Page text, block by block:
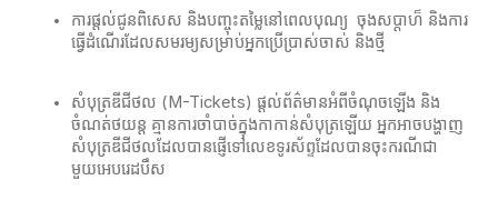
ការផ្តល់ជូនពិសេស និងបញ្ចុះតម្លៃនៅពេលបុណ្យ ​ ចុងសប្ដាហ៏ និងការ
ធ្វើដំណើរដែលសមរម្យសម្រាប់អ្នកប្រើប្រាស់ចាស់ និងថ្មី
សំបុត្រឌីជីថល (M-Tickets) ផ្តល់ព័ត៌មានអំពីចំណុចឡើង និង
ចំណត់ថយន្ត គ្មានការចាំបាច់ក្នុងកាកាន់សំបុត្រឡើយ​ អ្នកអាចបង្ហាញ
សំបុត្រឌីជីថលដែលបានផ្ញើទៅលេខទូរស័ព្ទដែលបានចុះករណីជា
មួយអេបរេដបឹស